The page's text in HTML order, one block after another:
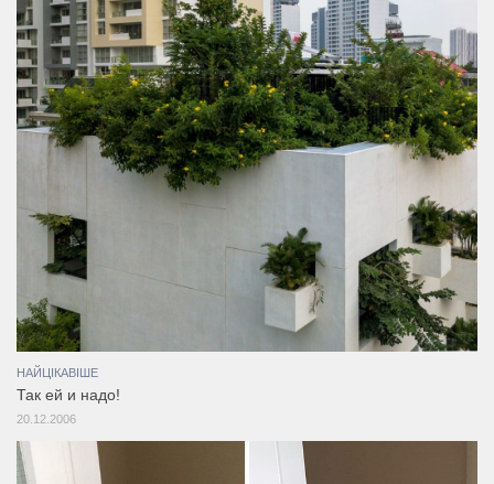
НАЙЦІКАВІШЕ
Так ей и надо!
20.12.2006